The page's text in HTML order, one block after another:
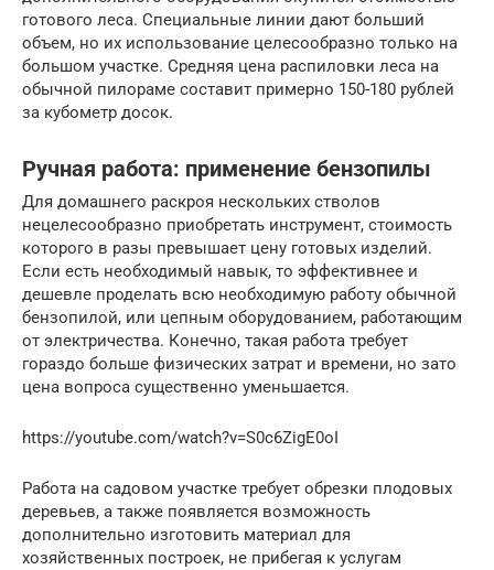
готового леса. Специальные линии дают больший
объем, но их использование целесообразно только на
большом участке. Средняя цена распиловки леса на
обычной пилораме составит примерно 150-180 рублей
за кубометр досок.
Ручная работа: применение бензопилы
Для домашнего раскроя нескольких стволов
нецелесообразно приобретать инструмент, стоимость
которого в разы превышает цену готовых изделий.
Если есть необходимый навык, то эффективнее и
дешевле проделать всю необходимую работу обычной
бензопилой, или цепным оборудованием, работающим
от электричества. Конечно, такая работа требует
гораздо больше физических затрат и времени, но зато
цена вопроса существенно уменьшается.
https://youtube.com/watch?v=S0c6ZigE0oI
Работа на садовом участке требует обрезки плодовых
деревьев, а также появляется возможность
дополнительно изготовить материал для
хозяйственных построек, не прибегая к услугам